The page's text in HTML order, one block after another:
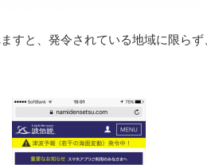
すと、発令されている地域に限ら